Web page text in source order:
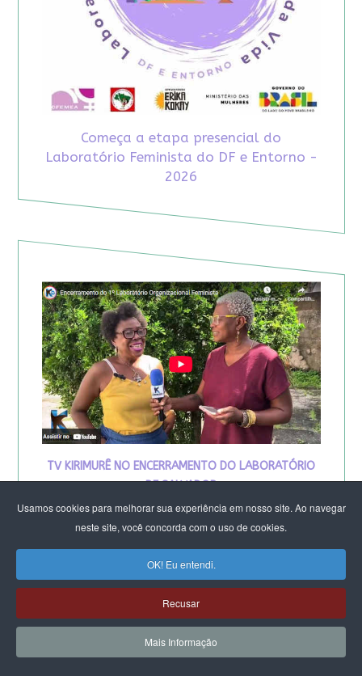
Usamos cookies para melhorar sua experiência em nosso site. Ao navegar
neste site, você concorda com o uso de cookies.
OK! Eu entendi.
Recusar
Mais Informação
Começa a etapa presencial do
Laboratório Feminista do DF e Entorno -
2026
TV KIRIMURÊ NO ENCERRAMENTO DO LABORATÓRIO
DE SALVADOR